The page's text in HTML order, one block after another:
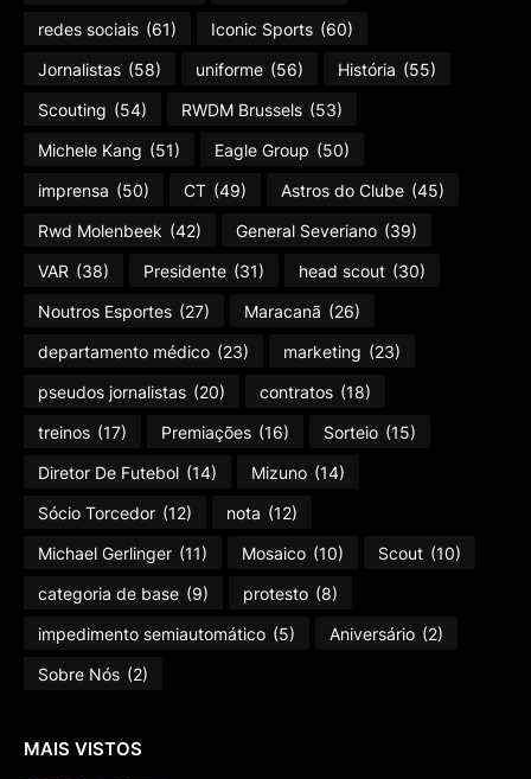
redes sociais (61) Iconic Sports (60)
Jornalistas (58) uniforme (56) História (55)
Scouting (54) RWDM Brussels (53)
Michele Kang (51) Eagle Group (50)
imprensa (50) CT (49) Astros do Clube (45)
Rwd Molenbeek (42) General Severiano (39)
VAR (38) Presidente (31) head scout (30)
Noutros Esportes (27) Maracanã (26)
departamento médico (23) marketing (23)
pseudos jornalistas (20) contratos (18)
treinos (17) Premiações (16) Sorteio (15)
Diretor De Futebol (14) Mizuno (14)
Sócio Torcedor (12) nota (12)
Michael Gerlinger (11) Mosaico (10) Scout (10)
categoria de base (9) protesto (8)
impedimento semiautomático (5) Aniversário (2)
Sobre Nós (2)
MAIS VISTOS